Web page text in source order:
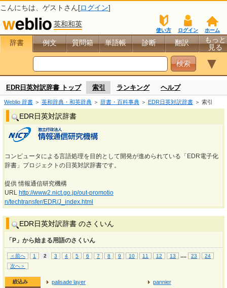
こんにちは、 ゲスト さん[ログイン]
英和和英
ホーム
ログイン
使い方
辞書 例文 質問箱 単語帳 診断 翻訳
もっと
見る
▼
EDR日英対訳辞書 トップ 索引 ランキング ヘルプ
Weblio 辞書 ＞ 英和辞典・和英辞典 ＞ 辞書・百科事典 ＞ EDR日英対訳辞書 ＞ 索引
EDR日英対訳辞書
コンピュータによる言語処理を目的として開発が進められている「EDR電子化
辞書」プロジェクトの日英対訳辞書です。
提供 情報通信研究機構
URL http://www2.nict.go.jp/out-promotio
n/techtransfer/EDR/J_index.html
EDR日英対訳辞書 のさくいん
「P」から始まる用語のさくいん
＜前へ 1 2 3 4 5 6 7 8 9 10 11 12 13 .... 23
24
次へ＞
絞込み
palisade layer
pannier